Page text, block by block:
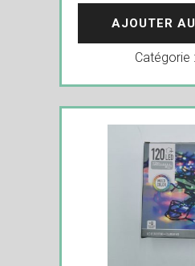
AJOUTER
Catégorie :